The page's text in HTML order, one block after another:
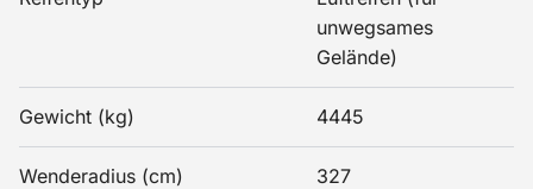
unwegsames
Gelände)
Gewicht (kg) 4445
Wenderadius (cm) 327